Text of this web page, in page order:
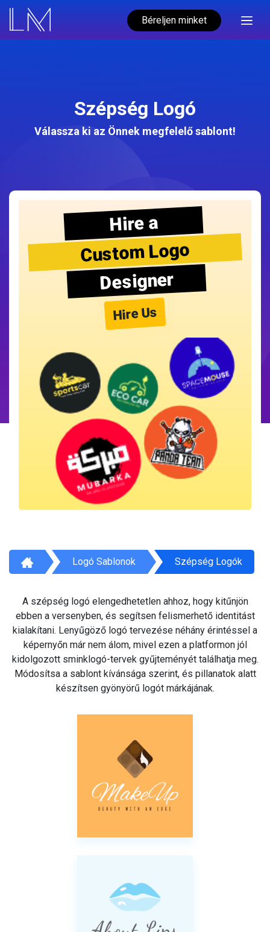
Béreljen minket
Szépség Logó
Válassza ki az Önnek megfelelő sablont!
Hire a
Custom Logo
Designer
Hire Us
Logó Sablonok Szépség Logók
A szépség logó elengedhetetlen ahhoz, hogy kitűnjön
ebben a versenyben, és segítsen felismerhető identitást
kialakítani. Lenyűgöző logó tervezése néhány érintéssel a
képernyőn már nem álom, mivel ezen a platformon jól
kidolgozott sminklogó-tervek gyűjteményét találhatja meg.
Módosítsa a sablont kívánsága szerint, és pillanatok alatt
készítsen gyönyörű logót márkájának.